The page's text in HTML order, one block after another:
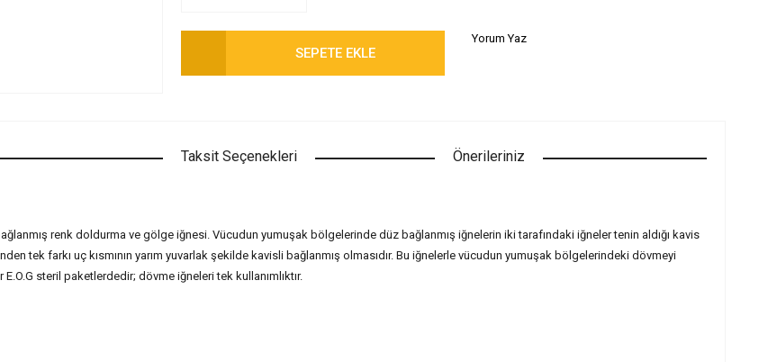
SEPETE EKLE
Yorum Yaz
Taksit Seçenekleri Önerileriniz
renk doldurma ve gölge iğnesi. Vücudun yumuşak bölgelerinde düz bağlanmış iğnelerin iki tarafındaki iğneler tenin aldığı kavis
tek farkı uç kısmının yarım yuvarlak şekilde kavisli bağlanmış olmasıdır. Bu iğnelerle vücudun yumuşak bölgelerindeki dövmeyi
steril paketlerdedir; dövme iğneleri tek kullanımlıktır.